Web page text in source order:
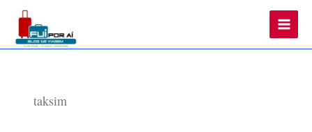
Main
taksim